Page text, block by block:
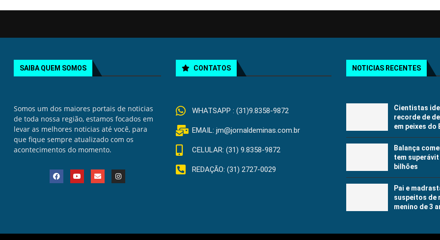
SAIBA QUEM SOMOS
Somos um dos maiores portais de noticias
de toda nossa região, estamos focados em
levar as melhores noticias até você, para
que fique sempre atualizado com os
acontecimentos do momento.
CONTATOS
WHATSAPP : (31)9.8358-9872
EMAIL: jm@jornaldeminas.com.br
CELULAR: (31) 9.8358-9872
REDAÇÃO: (31) 2727-0029
NOTICIAS RECENTES
Cientistas
recorde de
em peixes do
Balança
tem superávit
bilhões
Pai e
suspeitos de
menino de 3